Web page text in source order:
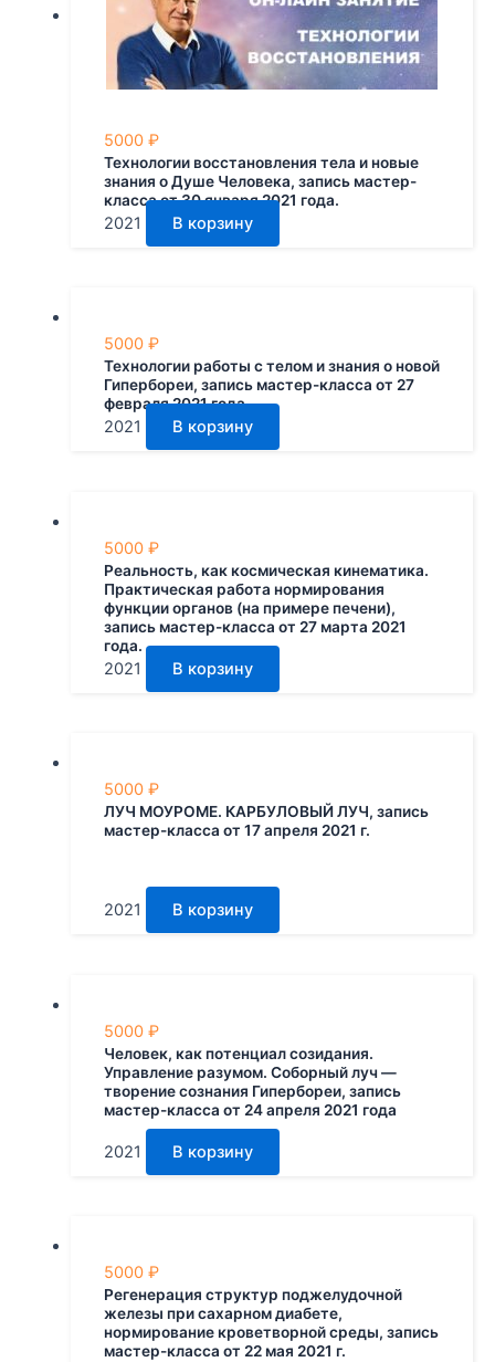
5000 ₽
Технологии восстановления тела и новые
знания о Душе Человека, запись мастер-
класса от 30 января 2021 года.
2021 В корзину
5000 ₽
Технологии работы с телом и знания о новой
Гипербореи, запись мастер-класса от 27
февраля 2021 года
2021 В корзину
5000 ₽
Реальность, как космическая кинематика.
Практическая работа нормирования
функции органов (на примере печени),
запись мастер-класса от 27 марта 2021
года.
2021 В корзину
5000 ₽
ЛУЧ МОУРОМЕ. КАРБУЛОВЫЙ ЛУЧ, запись
мастер-класса от 17 апреля 2021 г.
2021 В корзину
5000 ₽
Человек, как потенциал созидания.
Управление разумом. Соборный луч —
творение сознания Гипербореи, запись
мастер-класса от 24 апреля 2021 года
2021 В корзину
5000 ₽
Регенерация структур поджелудочной
железы при сахарном диабете,
нормирование кроветворной среды, запись
мастер-класса от 22 мая 2021 г.